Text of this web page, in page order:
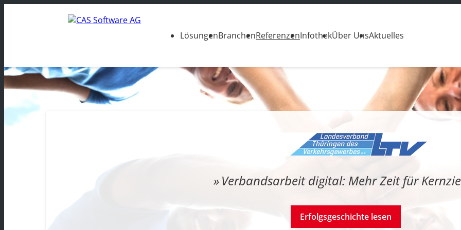
LösungenBranchenReferenzenInfothekÜber UnsAktuelles
Verbandsarbeit digital: Mehr Zeit für
Erfolgsgeschichte lesen